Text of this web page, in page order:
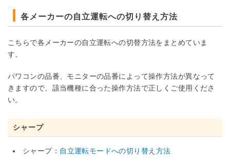
各メーカーの自立運転への切り替え方法
こちらで各メーカーの自立運転への切替方法をまとめていま
す。
パワコンの品番、モニターの品番によって操作方法が異なって
きますので、該当機種に合った操作方法で正しくご使用くださ
い。
シャープ
シャープ： 自立運転モードへの切り替え方法